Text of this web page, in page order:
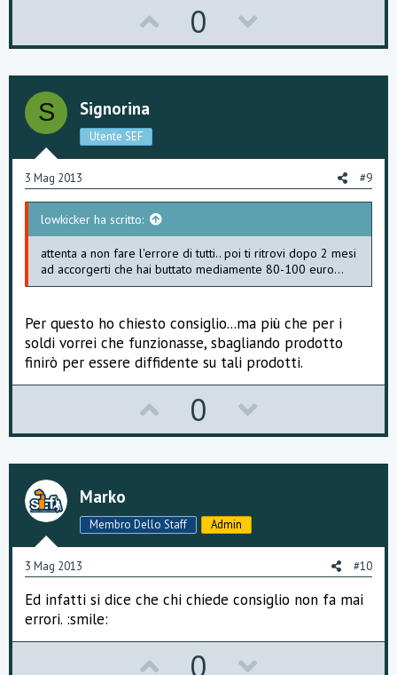
p
v
e
0
o
w
o
t
e
S Signorina
Utente SEF
3 Mag 2013 #9
lowkicker ha scritto:
attenta a non fare l'errore di tutti.. poi ti ritrovi dopo 2 mesi
ad accorgerti che hai buttato mediamente 80-100 euro...
Per questo ho chiesto consiglio...ma più che per i
soldi vorrei che funzionasse, sbagliando prodotto
finirò per essere diffidente su tali prodotti.
p
v
t
e
0
o
w
o
t
e
Marko
Membro Dello Staff Admin
3 Mag 2013 #10
Ed infatti si dice che chi chiede consiglio non fa mai
errori. :smile:
0